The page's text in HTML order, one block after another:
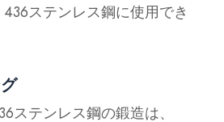
ステンレス鋼に使用でき
ステンレス鋼の鍛造は、